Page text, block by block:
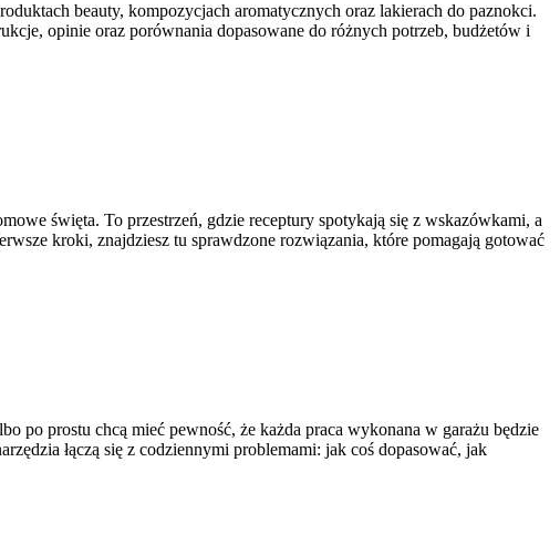
beauty, kompozycjach aromatycznych oraz lakierach do paznokci.
opinie oraz porównania dopasowane do różnych potrzeb, budżetów i
święta. To przestrzeń, gdzie receptury spotykają się z wskazówkami, a
kroki, znajdziesz tu sprawdzone rozwiązania, które pomagają gotować
po prostu chcą mieć pewność, że każda praca wykonana w garażu będzie
łączą się z codziennymi problemami: jak coś dopasować, jak